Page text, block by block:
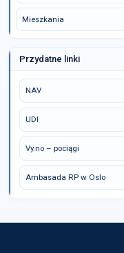
Mieszkania
Przydatne linki
NAV
UDI
Vy.no – pociągi
Ambasada RP w Oslo